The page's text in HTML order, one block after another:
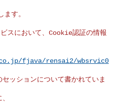
す。
スにおいて、Cookie認証の情報
fjava/rensai2/wbsrvic0
ッションについて書かれていま